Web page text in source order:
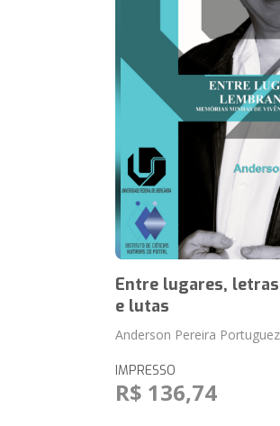
Entre lugares,
e lutas
Anderson Pereira Portuguez
IMPRESSO
R$ 136,74